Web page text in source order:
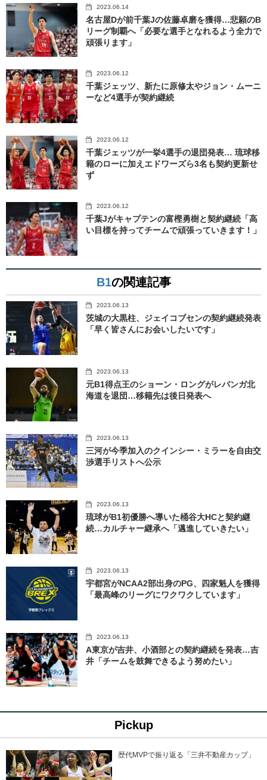
2023.06.14
名古屋Dが前千葉Jの佐藤卓磨を獲得…悲願のB
リーグ制覇へ「必要な選手となれるよう全力で
頑張ります」
2023.06.12
千葉ジェッツ、新たに原修太やジョン・ムーニ
ーなど4選手が契約継続
2023.06.12
千葉ジェッツが一挙4選手の退団発表… 琉球移
籍のローに加えエドワーズら3名も契約更新せ
ず
2023.06.12
千葉Jがキャプテンの富樫勇樹と契約継続「高
い目標を持ってチームで頑張っていきます！」
B1の関連記事
2023.06.13
茨城の大黒柱、ジェイコブセンの契約継続発表
「早く皆さんにお会いしたいです」
2023.06.13
元B1得点王のショーン・ロングがレバンガ北
海道を退団…移籍先は後日発表へ
2023.06.13
三河が今季加入のクインシー・ミラーを自由交
渉選手リストへ公示
2023.06.13
琉球がB1初優勝へ導いた桶谷大HCと契約継
続…カルチャー継承へ「邁進していきたい」
2023.06.13
宇都宮がNCAA2部出身のPG、四家魁人を獲得
「最高峰のリーグにワクワクしています」
2023.06.13
A東京が吉井、小酒部との契約継続を発表…吉
井「チームを鼓舞できるよう努めたい」
Pickup
歴代MVPで振り返る「三井不動産カップ」